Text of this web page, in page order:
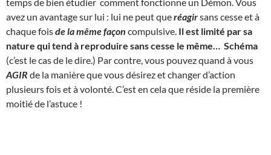
avez un avantage sur lui : lui ne peut queréagirsans cesse et à
chaque foisde la même façon compulsive. Il est limité par sa
nature qui tend à reproduire sans cesse le même… Schéma
(c’est le cas de le dire.) Par contre, vous pouvez quand à vous
AGIR de la manière que vous désirez et changer d’action
plusieurs fois et à volonté. C’est en cela que réside la première
moitié de l’astuce !